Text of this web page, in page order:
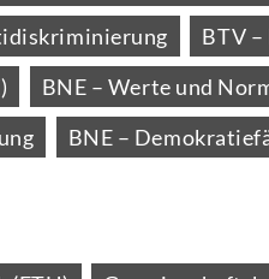
BTV
BNE – Werte und
BNE –